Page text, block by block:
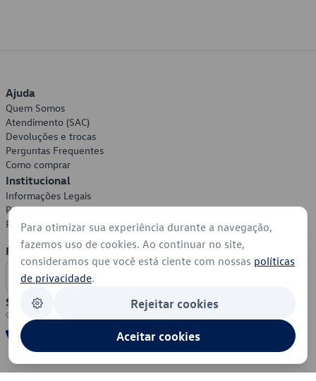
Ajuda
Quem Somos
Atendimento (SAC)
Devoluções e trocas
Perguntas Frequentes
Como comprar
Institucional
Informações Legais
Política de Privacidade
Política de Cookies
Formas de Pagamento
Segurança
Para otimizar sua experiência durante a navegação,
fazemos uso de cookies. Ao continuar no site,
consideramos que você está ciente com nossas políticas
de privacidade.
Rejeitar cookies
Aceitar cookies